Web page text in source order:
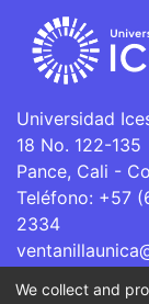
Universidad
18 No. 122-135
Pance, Cali -
Teléfono: +57
2334
We collect and